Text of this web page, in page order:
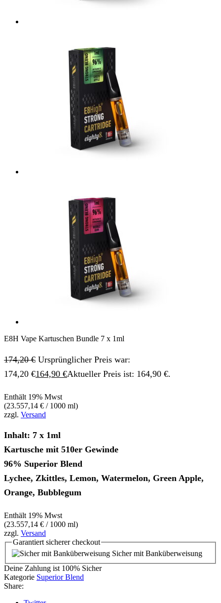
E8H Vape Kartuschen Bundle 7 x 1ml
174,20€ Ursprünglicher Preis war:
174,20 €164,90 €Aktueller Preis ist: 164,90 €.
Enthält 19% Mwst
(23.557,14 € / 1000 ml)
zzgl. Versand
Inhalt: 7 x 1ml
Kartusche mit 510er Gewinde
96% Superior Blend
Lychee, Zkittles, Lemon, Watermelon, Green Apple,
Orange, Bubblegum
Enthält 19% Mwst
(23.557,14 € / 1000 ml)
zzgl. Versand
Garantiert sicherercheckout
Sicher mit Banküberweisung
Deine Zahlung ist 100% Sicher
Kategorie Superior Blend
Share: